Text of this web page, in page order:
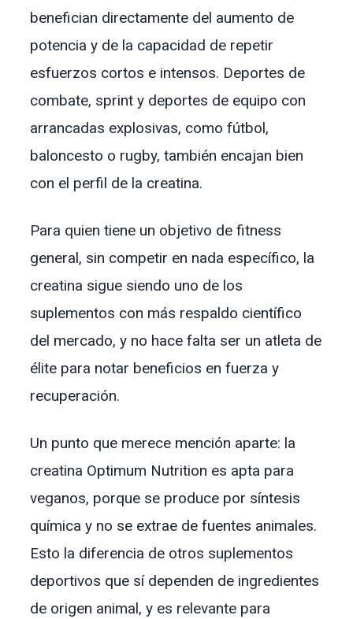
benefician directamente del aumento de
potencia y de la capacidad de repetir
esfuerzos cortos e intensos. Deportes de
combate, sprint y deportes de equipo con
arrancadas explosivas, como fútbol,
baloncesto o rugby, también encajan bien
con el perfil de la creatina.
Para quien tiene un objetivo de fitness
general, sin competir en nada específico, la
creatina sigue siendo uno de los
suplementos con más respaldo científico
del mercado, y no hace falta ser un atleta de
élite para notar beneficios en fuerza y
recuperación.
Un punto que merece mención aparte: la
creatina Optimum Nutrition es apta para
veganos, porque se produce por síntesis
química y no se extrae de fuentes animales.
Esto la diferencia de otros suplementos
deportivos que sí dependen de ingredientes
de origen animal, y es relevante para